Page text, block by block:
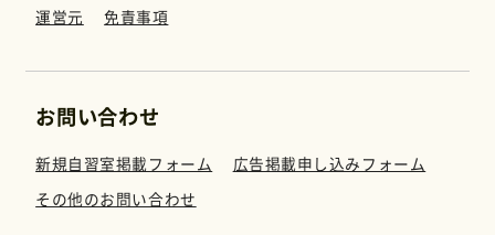
運営元
免責事項
お問い合わせ
新規自習室掲載フォーム
広告掲載申し込みフォーム
その他のお問い合わせ